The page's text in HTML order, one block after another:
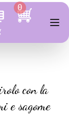
0
con la
e sagome